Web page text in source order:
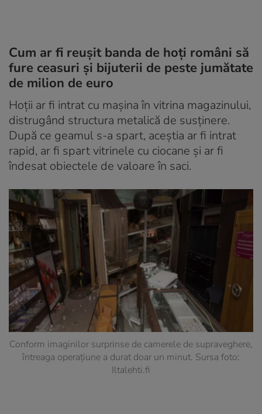
Cum ar fi reușit banda de hoți români să
fure ceasuri și bijuterii de peste jumătate
de milion de euro
Hoții ar fi intrat cu mașina în vitrina magazinului,
distrugând structura metalică de susținere.
După ce geamul s-a spart, aceștia ar fi intrat
rapid, ar fi spart vitrinele cu ciocane și ar fi
îndesat obiectele de valoare în saci.
Conform imaginilor surprinse de camerele de supraveghere,
întreaga operațiune a durat doar un minut. Sursa foto:
Iltalehti.fi